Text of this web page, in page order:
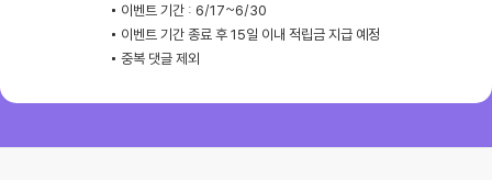
이벤트 기간 : 6/17~6/30
이벤트 기간 종료 후 15일 이내 적립금 지급 예정
중복 댓글 제외